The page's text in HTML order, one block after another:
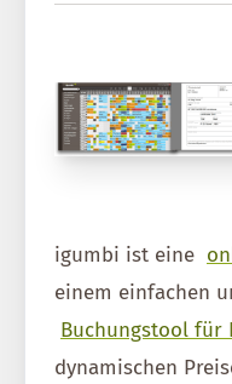
igumbi ist eine
einem einfachen
Buchungstool für
dynamischen